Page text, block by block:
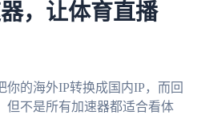
，让体育直播
的海外IP转换成国内IP，而回
但不是所有加速器都适合看体